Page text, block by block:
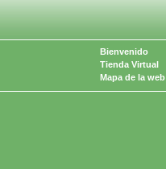
Bienvenido
Tienda Virtual
Mapa de la web